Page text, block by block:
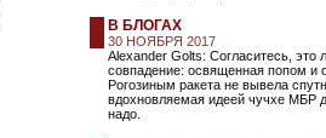
В БЛОГАХ
30 НОЯБРЯ 2017
Alexander Golts: Согласитесь, это
совпадение: освященная попом и
Рогозиным ракета не вывела
вдохновляемая идеей чучхе МБР
надо.